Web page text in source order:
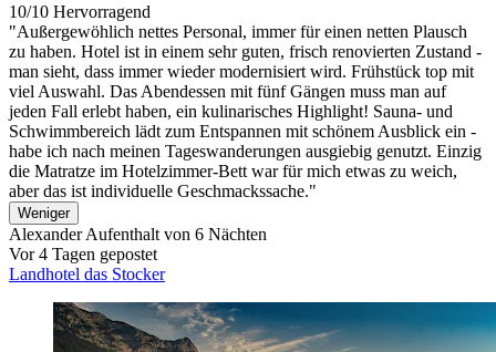
10/10 Hervorragend
"Außergewöhlich nettes Personal, immer für einen netten Plausch
zu haben. Hotel ist in einem sehr guten, frisch renovierten Zustand -
man sieht, dass immer wieder modernisiert wird. Frühstück top mit
viel Auswahl. Das Abendessen mit fünf Gängen muss man auf
jeden Fall erlebt haben, ein kulinarisches Highlight! Sauna- und
Schwimmbereich lädt zum Entspannen mit schönem Ausblick ein -
habe ich nach meinen Tageswanderungen ausgiebig genutzt. Einzig
die Matratze im Hotelzimmer-Bett war für mich etwas zu weich,
aber das ist individuelle Geschmackssache."
Weniger
AlexanderAufenthalt von 6 Nächten
Vor 4 Tagen gepostet
Landhotel das Stocker